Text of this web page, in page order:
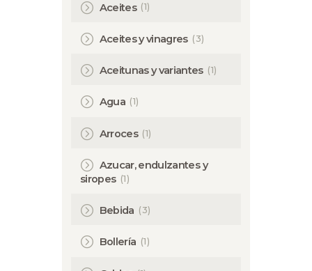
Aceites (1)
Aceites y vinagres (3)
Aceitunas y variantes (1)
Agua (1)
Arroces (1)
Azucar, endulzantes y
siropes (1)
Bebida (3)
Bollería (1)